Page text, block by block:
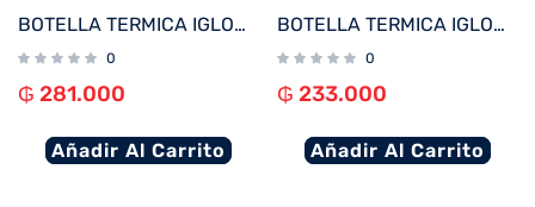
BOTELLA TERMICA IGLOO 1.9L NEGRO CARBONITE C/MANIJA 71099
0
₲ 281.000
Añadir Al Carrito
BOTELLA TERMICA IGLOO 1.4L BLANCO C/MANIJA 71094
0
₲ 233.000
Añadir Al Carrito